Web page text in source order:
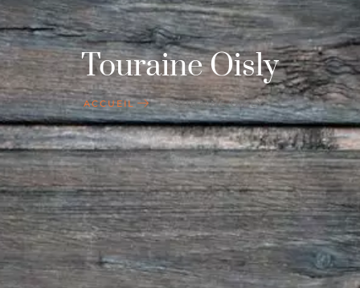
Touraine Oisly
ACCUEIL TOURAINE OISLY